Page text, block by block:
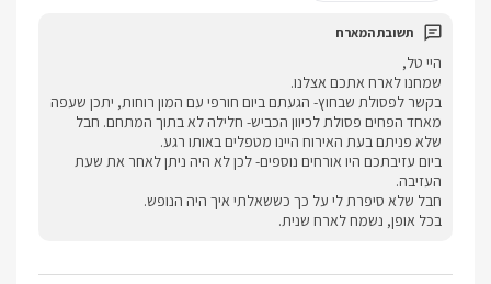
היי טל,
שמחנו לארח אתכם אצלנו.
בקשר לפסולת שבחוץ- הגעתם ביום חורפי עם המון רוחות, יתכן שעפה
מאחד הפחים פסולת לכיוון הכביש- חלילה לא בתוך המתחם. חבל
שלא פניתם בעת האירוח היינו מטפלים באותו רגע.
ביום עזיבתכם היו אורחים נוספים- לכן לא היה ניתן לאחר את שעת
העזיבה.
חבל שלא סיפרת לי על כך כששאלתי איך היה הנופש.
בכל אופן, נשמח לארח שנית.